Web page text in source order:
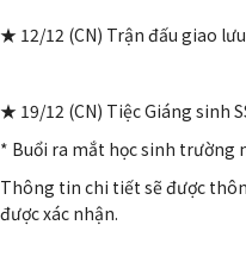
★ 12/12 (CN) Trận đấu giao
★ 19/12 (CN) Tiệc Giáng sinh
* Buổi ra mắt học sinh trường
Thông tin chi tiết sẽ được
được xác nhận.